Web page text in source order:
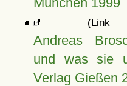
Andreas
und was sie
Verlag Gießen